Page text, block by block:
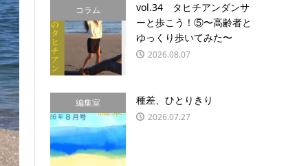
コラム
vol.34 タヒチアンダンサ
ーと歩こう！⑤〜高齢者と
ゆっくり歩いてみた〜
2026.08.07
編集室 種差、ひとりきり
2026.07.27